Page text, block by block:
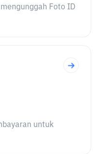
Foto ID
untuk